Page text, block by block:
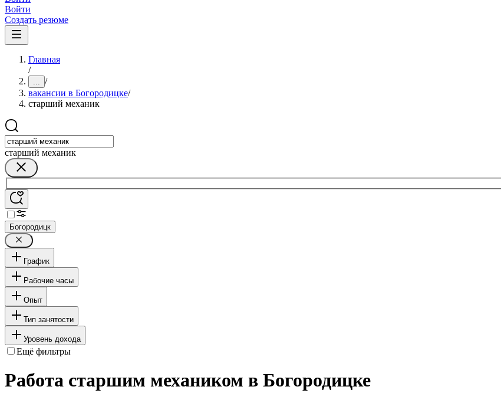
Войти
Создать резюме
Главная
/
... /
вакансии в Богородицке/
старший механик
старший механик
Богородицк
График
Рабочие часы
Опыт
Тип занятости
Уровень дохода
Ещё фильтры
Работа старшим механиком в Богородицке